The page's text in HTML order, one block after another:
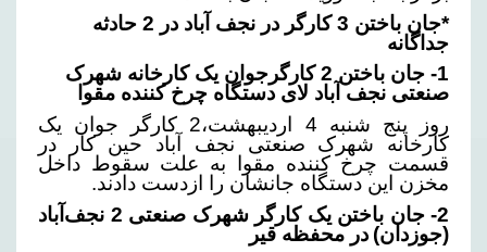
*جان باختن 3 کارگر در نجف آباد در 2 حادثه
جداگانه
1- جان باختن 2 کارگرجوان یک کارخانه شهرک
صنعتی نجف آباد لای دستگاه چرخ کننده مقوا
روز پنج شنبه 4 اردیبهشت،2 کارگر جوان یک
کارخانه شهرک صنعتی نجف آباد حین کار در
قسمت چرخ کننده مقوا به علت سقوط داخل
مخزن این دستگاه جانشان را ازدست دادند.
2- جان باختن یک کارگر شهرک صنعتی 2 نجف‌آباد
(جوزدان) در محفظه قیر